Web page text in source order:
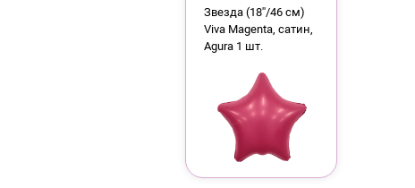
Звезда (18''/46 см)
Viva Magenta, сатин,
Agura 1 шт.